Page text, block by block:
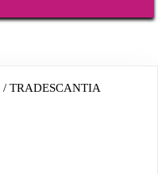
/ TRADESCANTIA